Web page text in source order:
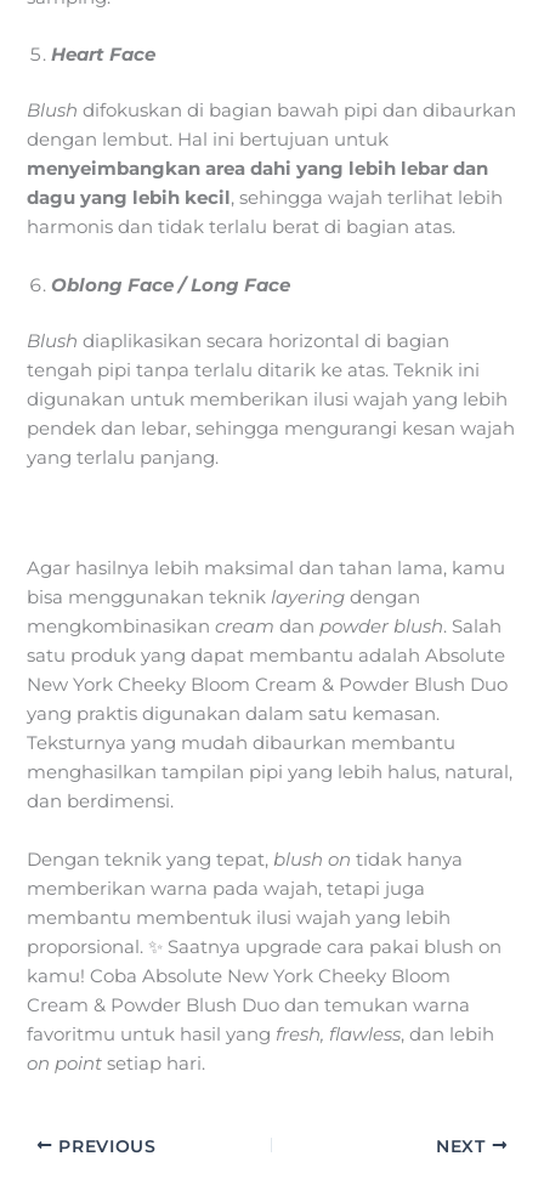
Heart Face
Blush difokuskan di bagian bawah pipi dan dibaurkan
dengan lembut. Hal ini bertujuan untuk
menyeimbangkan area dahi yang lebih lebar dan
dagu yang lebih kecil , sehingga wajah terlihat lebih
harmonis dan tidak terlalu berat di bagian atas.
Oblong Face / Long Face
Blush diaplikasikan secara horizontal di bagian
tengah pipi tanpa terlalu ditarik ke atas. Teknik ini
digunakan untuk memberikan ilusi wajah yang lebih
pendek dan lebar, sehingga mengurangi kesan wajah
yang terlalu panjang.
Agar hasilnya lebih maksimal dan tahan lama, kamu
bisa menggunakan tekniklayeringdengan
mengkombinasikancreamdanpowder blush. Salah
satu produk yang dapat membantu adalah Absolute
New York Cheeky Bloom Cream & Powder Blush Duo
yang praktis digunakan dalam satu kemasan.
Teksturnya yang mudah dibaurkan membantu
menghasilkan tampilan pipi yang lebih halus, natural,
dan berdimensi.
Dengan teknik yang tepat,blush on tidak hanya
memberikan warna pada wajah, tetapi juga
membantu membentuk ilusi wajah yang lebih
proporsional. ✨ Saatnya upgrade cara pakai blush on
kamu! Coba Absolute New York Cheeky Bloom
Cream & Powder Blush Duo dan temukan warna
favoritmu untuk hasil yang fresh, flawless, dan lebih
on point setiap hari.
PREVIOUS NEXT